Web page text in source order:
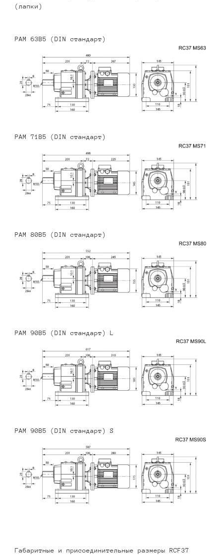
(лапки)
PAM 63B5 (DIN стандарт)
PAM 71B5 (DIN стандарт)
PAM 80B5 (DIN стандарт)
PAM 90B5 (DIN стандарт) L
PAM 90B5 (DIN стандарт) S
Габаритные и присоединительные размеры RCF37